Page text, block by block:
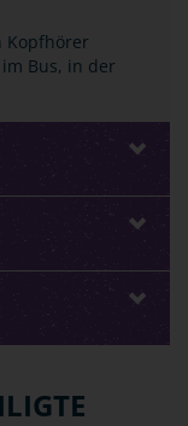
Kopfhörer
Bus, in der